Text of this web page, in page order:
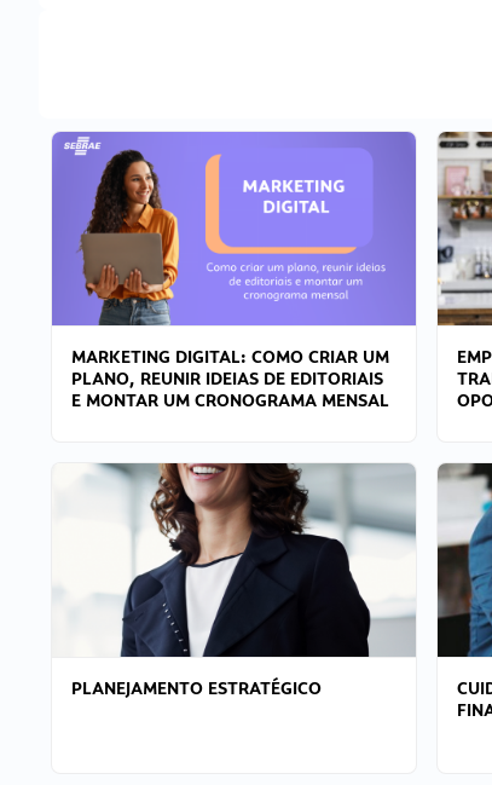
MARKETING DIGITAL: COMO CRIAR UM
PLANO, REUNIR IDEIAS DE EDITORIAIS
E MONTAR UM CRONOGRAMA MENSAL
PLANEJAMENTO ESTRATÉGICO